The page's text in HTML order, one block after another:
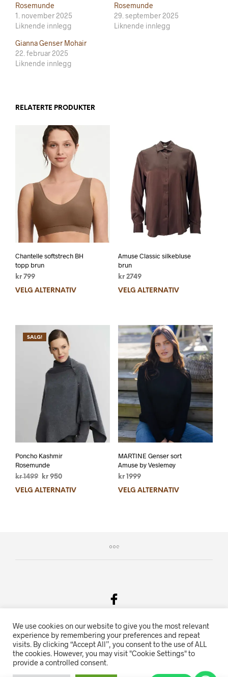
Rosemunde
1. november 2025
Liknende innlegg
Rosemunde
29. september 2025
Liknende innlegg
Gianna Genser Mohair
22. februar 2025
Liknende innlegg
RELATERTE PRODUKTER
Chantelle softstrech BH
topp brun
kr 799
VELG ALTERNATIV
Amuse Classic silkebluse
brun
kr2749
VELG ALTERNATIV
SALG!
Poncho Kashmir
Rosemunde
kr1499 kr 950
VELG ALTERNATIV
MARTINE Genser sort
Amuse by Veslemøy
kr1999
VELG ALTERNATIV
Salgsvilkår & Personvern
Oriente.no driftes av Hihn 2E (926 959 115MVA)
We use cookies on our website to give you the most relevant
experience by remembering your preferences and repeat
visits. By clicking “Accept All”, you consent to the use of ALL
the cookies. However, you may visit "Cookie Settings" to
provide a controlled consent.